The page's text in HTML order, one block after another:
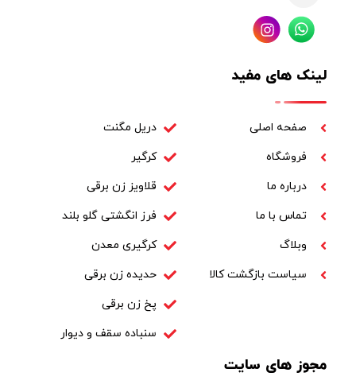
لینک های مفید
صفحه اصلی
فروشگاه
درباره ما
تماس با ما
وبلاگ
سیاست بازگشت کالا
دریل مگنت
کرگیر
قلاویز زن برقی
فرز انگشتی گلو بلند
کرگیری معدن
حدیده زن برقی
پخ زن برقی
سنباده سقف و دیوار
مجوز های سایت